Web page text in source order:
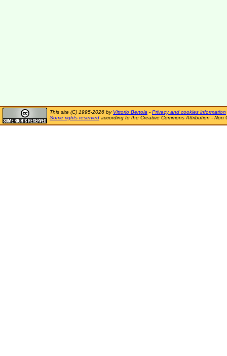
This site (C) 1995-2026 by Vittorio Bertola - Privacy and cookies information
Some rights reserved according to the Creative Commons Attribution - Non